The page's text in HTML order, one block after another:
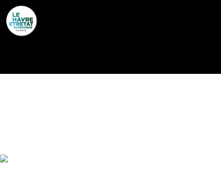
Cookies management panel